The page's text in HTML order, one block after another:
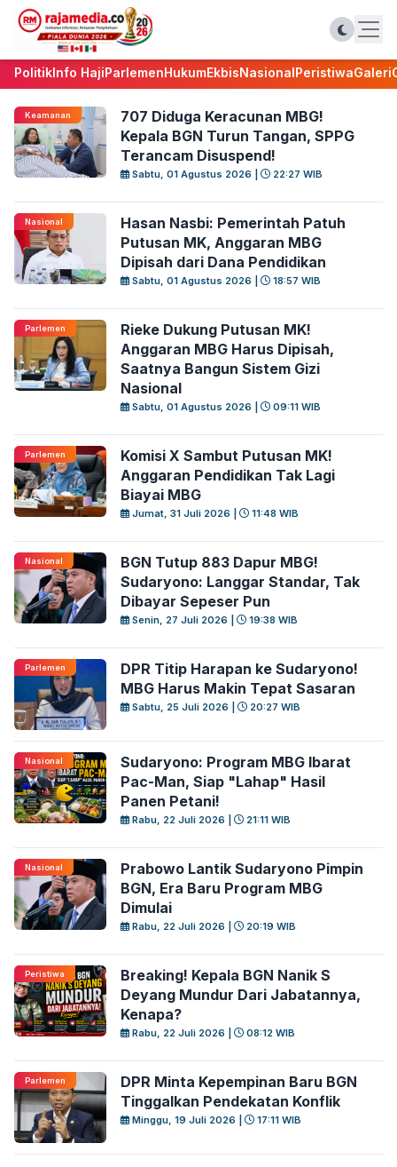
PolitikInfo HajiParlemenHukumEkbisNasionalPeristiwaGaleri
Keamanan
707 Diduga Keracunan MBG!
Kepala BGN Turun Tangan, SPPG
Terancam Disuspend!
Sabtu, 01 Agustus 2026 | 22:27 WIB
Nasional
Hasan Nasbi: Pemerintah Patuh
Putusan MK, Anggaran MBG
Dipisah dari Dana Pendidikan
Sabtu, 01 Agustus 2026 | 18:57 WIB
Parlemen
Rieke Dukung Putusan MK!
Anggaran MBG Harus Dipisah,
Saatnya Bangun Sistem Gizi
Nasional
Sabtu, 01 Agustus 2026 | 09:11 WIB
Parlemen
Komisi X Sambut Putusan MK!
Anggaran Pendidikan Tak Lagi
Biayai MBG
Jumat, 31 Juli 2026 | 11:48 WIB
Nasional
BGN Tutup 883 Dapur MBG!
Sudaryono: Langgar Standar, Tak
Dibayar Sepeser Pun
Senin, 27 Juli 2026 | 19:38 WIB
Parlemen
DPR Titip Harapan ke Sudaryono!
MBG Harus Makin Tepat Sasaran
Sabtu, 25 Juli 2026 | 20:27 WIB
Nasional
Sudaryono: Program MBG Ibarat
Pac-Man, Siap "Lahap" Hasil
Panen Petani!
Rabu, 22 Juli 2026 | 21:11 WIB
Nasional
Prabowo Lantik Sudaryono Pimpin
BGN, Era Baru Program MBG
Dimulai
Rabu, 22 Juli 2026 | 20:19 WIB
Peristiwa
Breaking! Kepala BGN Nanik S
Deyang Mundur Dari Jabatannya,
Kenapa?
Rabu, 22 Juli 2026 | 08:12 WIB
Parlemen
DPR Minta Kepempinan Baru BGN
Tinggalkan Pendekatan Konflik
Minggu, 19 Juli 2026 | 17:11 WIB